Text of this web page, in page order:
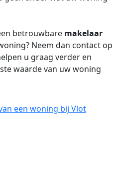
betrouwbare makelaar
Neem dan contact op
u graag verder en
waarde van uw woning
een woning bij Vlot